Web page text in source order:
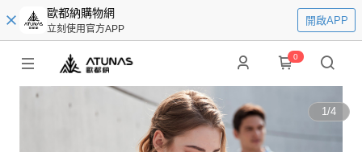
歐都納購物網
立刻使用官方APP
開啟APP
0
1/4